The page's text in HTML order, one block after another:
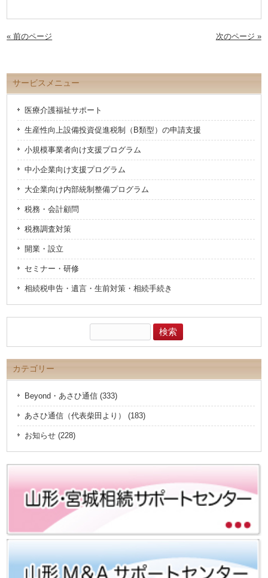
ウ
ン
ド
ま
す)
て
ィ
ン
ウ
で
開
き
ま
す)
« 前のページ 次のページ »
サービスメニュー
医療介護福祉サポート
生産性向上設備投資促進税制（B類型）の申請支援
小規模事業者向け支援プログラム
中小企業向け支援プログラム
大企業向け内部統制整備プログラム
税務・会計顧問
税務調査対策
開業・設立
セミナー・研修
相続税申告・遺言・生前対策・相続手続き
索:
カテゴリー
Beyond・あさひ通信 (333)
あさひ通信（代表柴田より） (183)
お知らせ (228)